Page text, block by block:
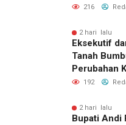
Pemprov
216
2 hari lalu
Eksekutif
Tanah
Perubahan
2026,
192
2 hari lalu
Bupati Andi